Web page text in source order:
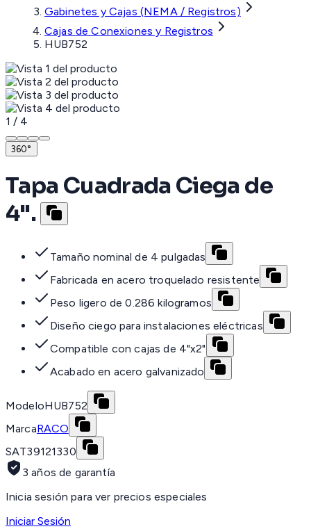
Gabinetes y Cajas (NEMA / Registros)
Cajas de Conexiones y Registros
HUB752
1 / 4
360°
Tapa Cuadrada Ciega de
4".
Tamaño nominal de 4 pulgadas
Fabricada en acero troquelado resistente
Peso ligero de 0.286 kilogramos
Diseño ciego para instalaciones eléctricas
Compatible con cajas de 4"x2"
Acabado en acero galvanizado
ModeloHUB752
MarcaRACO
SAT39121330
3 años de garantía
Inicia sesión para ver precios especiales
Iniciar Sesión